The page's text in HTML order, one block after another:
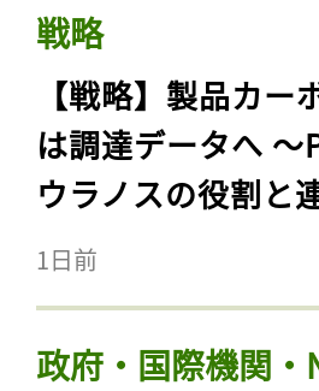
戦略
【戦略】製品カ
は調達データへ
ウラノスの役割と
1日前
政府・国際機関・